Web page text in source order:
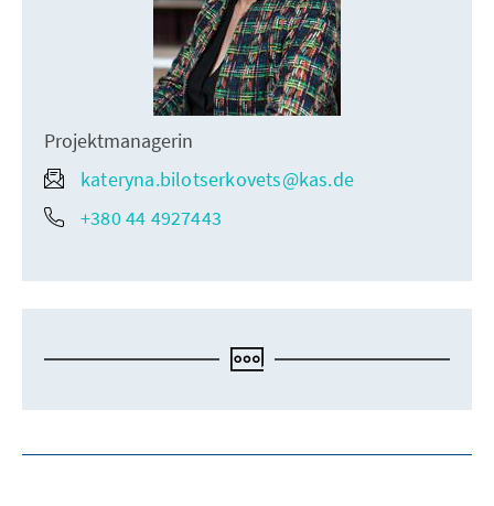
Projektmanagerin
kateryna.bilotserkovets@kas.de
+380 44 4927443